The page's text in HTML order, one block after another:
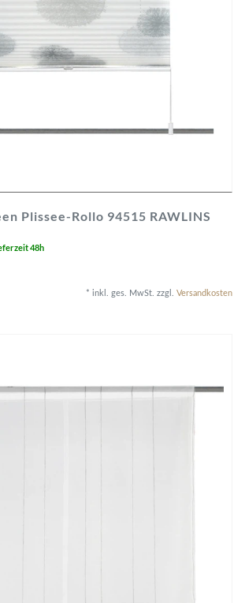
Plissee-Rollo 94515 RAWLINS
48h
* inkl. ges. MwSt. zzgl. Versandkosten